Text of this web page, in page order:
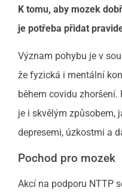
K tomu, aby mozek
je potřeba přidat
Význam pohybu je v
že fyzická i mentální
během covidu
je i skvělým způsobem,
depresemi, úzkostmi a
Pochod pro mozek
Akcí na podporu NTTP